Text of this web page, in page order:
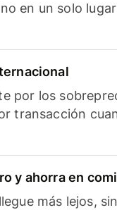
en un solo
por los
transacción
y ahorra en
más lejos,